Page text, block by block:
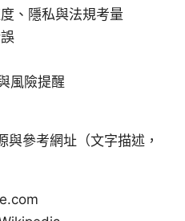
、隱私與法規考量
風險提醒
參考網址（文字描述，